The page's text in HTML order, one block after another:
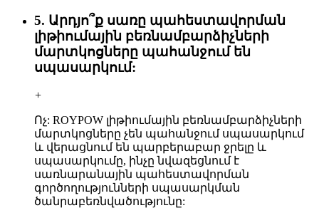
5. Արդյո՞ք սառը պահեստավորման
լիթիումային բեռնամբարձիչների
մարտկոցները պահանջում են
սպասարկում:
+
Ոչ: ROYPOW լիթիումային բեռնամբարձիչների
մարտկոցները չեն պահանջում սպասարկում
և վերացնում են պարբերաբար ջրելը և
սպասարկումը, ինչը նվազեցնում է
սառնարանային պահեստավորման
գործողությունների սպասարկման
ծանրաբեռնվածությունը: